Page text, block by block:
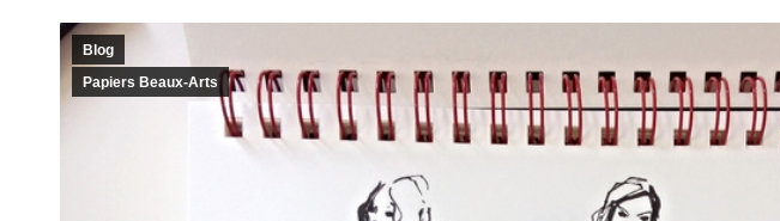
Blog
Papiers Beaux-Arts